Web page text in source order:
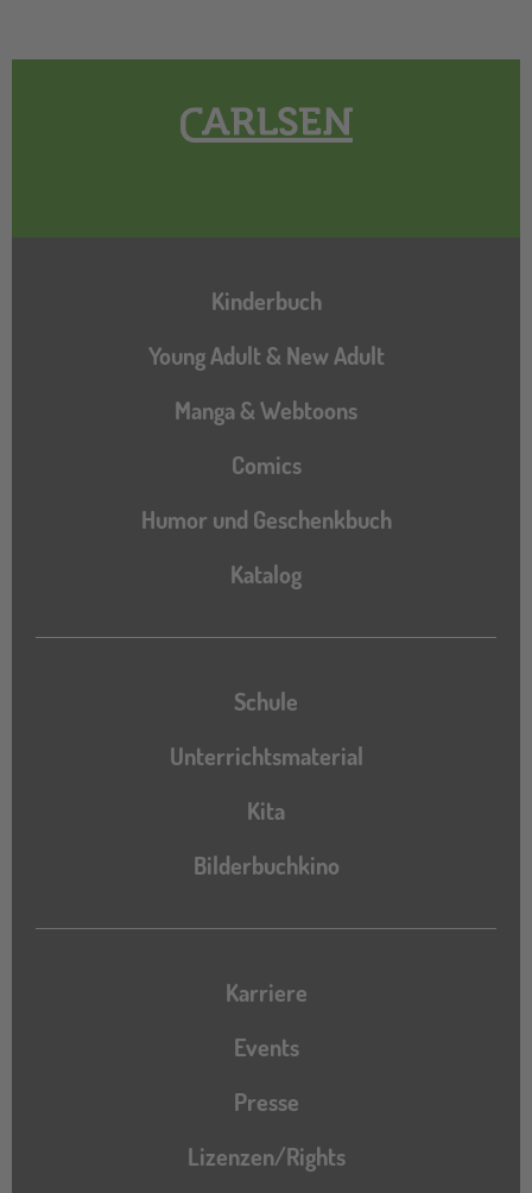
Hauptnavigation
Kinderbuch
Young Adult & New Adult
Manga & Webtoons
Comics
Humor und Geschenkbuch
Katalog
Katalog
Schule
Unterrichtsmaterial
Kita
Bilderbuchkino
Karriere
Events
Presse
Lizenzen/Rights